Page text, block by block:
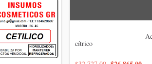
cítrico